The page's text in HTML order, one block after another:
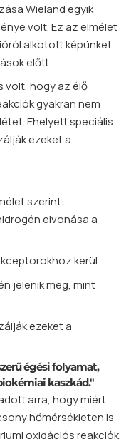
Wieland egyik
volt. Ez az elmélet
alkotott képünket
előtt.
volt, hogy az élő
gyakran nem
Ehelyett speciális
ezeket a
szerint:
elvonása a
kerül
jelenik meg, mint
ezeket a
égési folyamat,
kaszkád."
arra, hogy miért
hőmérsékleten is
oxidációs reakciók